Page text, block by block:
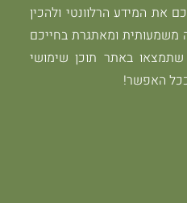
את המידע הרלוונטי ולהכין
ומאתגרת בחייכם
באתר תוכן שימושי
האפשר!